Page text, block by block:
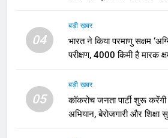
04
बड़ी ख़बर
भारत ने किया परमाणु सक्षम
परीक्षण, 4000 किमी है मारक
05
बड़ी ख़बर
कॉकरोच जनता पार्टी शुरू करेंगी
अभियान, बेरोजगारी और शिक्षा